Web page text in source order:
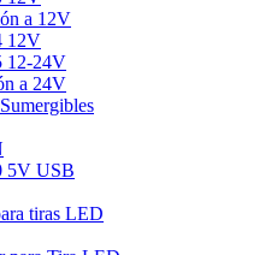
a 12V
12V
12-24V
a 24V
5V USB
tiras LED